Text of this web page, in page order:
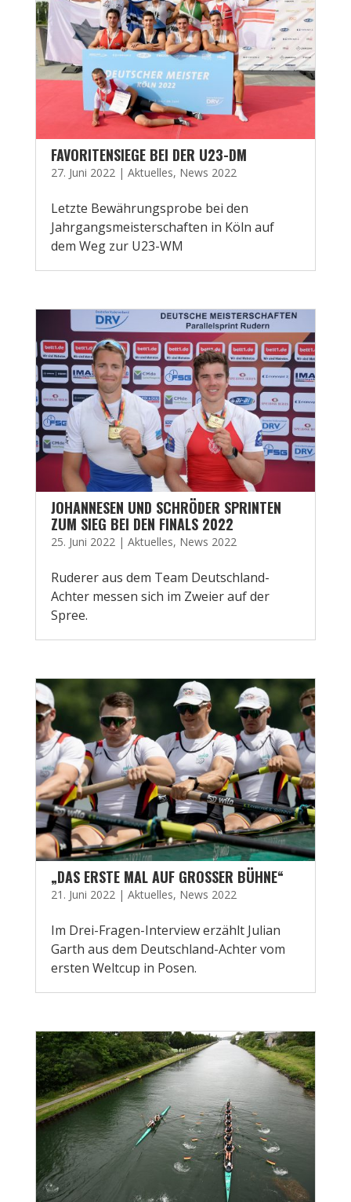
FAVORITENSIEGE BEI DER U23-DM
27. Juni 2022| Aktuelles, News 2022
Letzte Bewährungsprobe bei den
Jahrgangsmeisterschaften in Köln auf
dem Weg zur U23-WM
JOHANNESEN UND SCHRÖDER SPRINTEN
ZUM SIEG BEI DEN FINALS 2022
25. Juni 2022| Aktuelles, News 2022
Ruderer aus dem Team Deutschland-
Achter messen sich im Zweier auf der
Spree.
„DAS ERSTE MAL AUF GROSSER BÜHNE“
21. Juni 2022| Aktuelles, News 2022
Im Drei-Fragen-Interview erzählt Julian
Garth aus dem Deutschland-Achter vom
ersten Weltcup in Posen.